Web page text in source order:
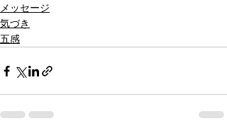
メッセージ
気づき
五感